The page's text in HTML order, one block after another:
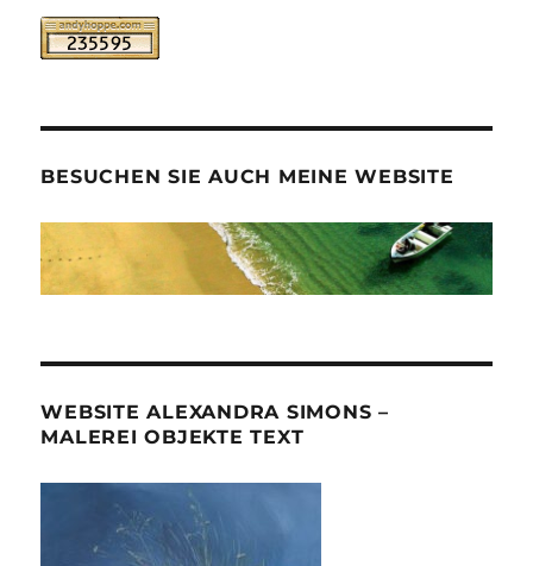
BESUCHEN SIE AUCH MEINE WEBSITE
WEBSITE ALEXANDRA SIMONS –
MALEREI OBJEKTE TEXT